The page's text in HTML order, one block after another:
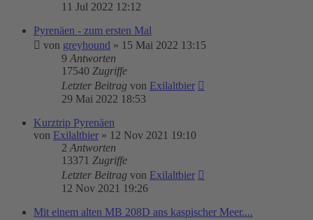
11 Jul 2022 12:12
Pyrenäen - zum ersten Mal
von greyhound » 15 Mai 2022 13:15
9 Antworten
17540 Zugriffe
Letzter Beitrag von Exilaltbier
29 Mai 2022 18:53
Kurztrip Pyrenäen
von Exilaltbier » 12 Nov 2021 19:10
2 Antworten
13371 Zugriffe
Letzter Beitrag von Exilaltbier
12 Nov 2021 19:26
Mit einem alten MB 208D ans kaspischer Meer....